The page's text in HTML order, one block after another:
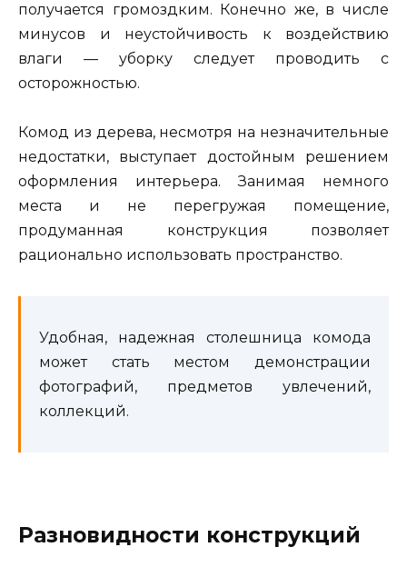
получается громоздким. Конечно же, в числе
минусов и неустойчивость к воздействию
влаги — уборку следует проводить с
осторожностью.
Комод из дерева, несмотря на незначительные
недостатки, выступает достойным решением
оформления интерьера. Занимая немного
места и не перегружая помещение,
продуманная конструкция позволяет
рационально использовать пространство.
Удобная, надежная столешница комода
может стать местом демонстрации
фотографий, предметов увлечений,
коллекций.
Разновидности конструкций